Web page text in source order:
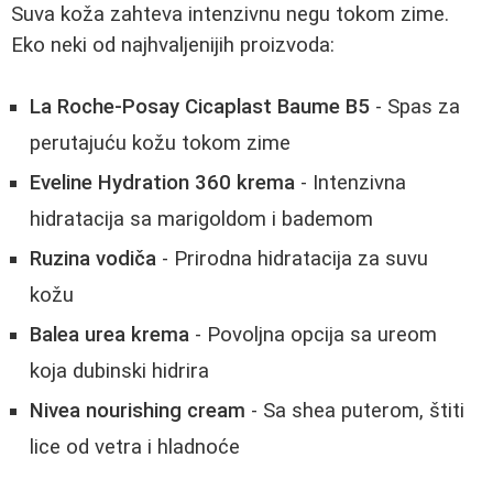
Suva koža zahteva intenzivnu negu tokom zime.
Eko neki od najhvaljenijih proizvoda:
La Roche-Posay Cicaplast Baume B5 - Spas za
perutajuću kožu tokom zime
Eveline Hydration 360 krema - Intenzivna
hidratacija sa marigoldom i bademom
Ruzina vodiča - Prirodna hidratacija za suvu
kožu
Balea urea krema - Povoljna opcija sa ureom
koja dubinski hidrira
Nivea nourishing cream - Sa shea puterom, štiti
lice od vetra i hladnoće